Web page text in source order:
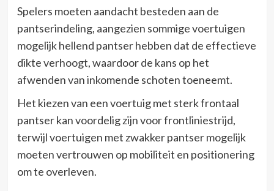
Spelers moeten aandacht besteden aan de
pantserindeling, aangezien sommige voertuigen
mogelijk hellend pantser hebben dat de effectieve
dikte verhoogt, waardoor de kans op het
afwenden van inkomende schoten toeneemt.
Het kiezen van een voertuig met sterk frontaal
pantser kan voordelig zijn voor frontliniestrijd,
terwijl voertuigen met zwakker pantser mogelijk
moeten vertrouwen op mobiliteit en positionering
om te overleven.